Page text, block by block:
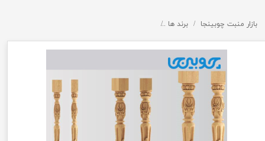
بازار منبت چوبینجا برند ها